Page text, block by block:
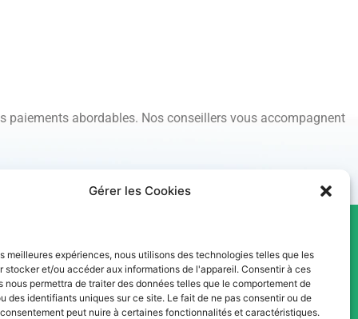
Gérer les Cookies
meilleures expériences, nous utilisons des technologies telles que les
stocker et/ou accéder aux informations de l'appareil. Consentir à ces
nous permettra de traiter des données telles que le comportement de
des identifiants uniques sur ce site. Le fait de ne pas consentir ou de
peut nuire à certaines fonctionnalités et caractéristiques.
paiements abordables. Nos conseillers vous accompagnent
-
Ventes
NAVIGATION
Accueil